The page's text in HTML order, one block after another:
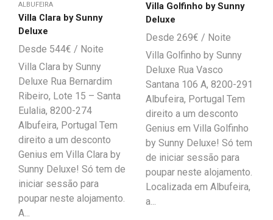
ALBUFEIRA
Villa Clara by Sunny
Deluxe
544€
Villa Clara by Sunny
Deluxe Rua Bernardim
Ribeiro, Lote 15 – Santa
Eulalia, 8200-274
Albufeira, Portugal Tem
direito a um desconto
Genius em Villa Clara by
Sunny Deluxe! Só tem de
iniciar sessão para
poupar neste alojamento.
A...
Villa Golfinho by Sunny
Deluxe
269€
Villa Golfinho by Sunny
Deluxe Rua Vasco
Santana 106 A, 8200-291
Albufeira, Portugal Tem
direito a um desconto
Genius em Villa Golfinho
by Sunny Deluxe! Só tem
de iniciar sessão para
poupar neste alojamento.
Localizada em Albufeira,
a...